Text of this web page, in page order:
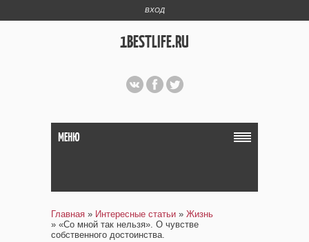
ВХОД
1BESTLIFE.RU
МЕНЮ
Главная » Интересные статьи » Жизнь
» «Со мной так нельзя». О чувстве
собственного достоинства.